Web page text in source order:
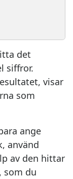
det
siffror.
visar
som
ange
använd
av den hittar
som du